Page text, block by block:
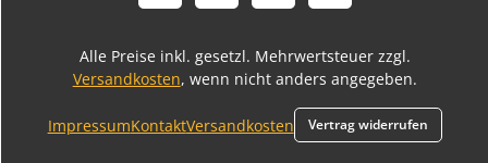
Alle Preise inkl. gesetzl. Mehrwertsteuer zzgl.
Versandkosten, wenn nicht anders angegeben.
ImpressumKontaktVersandkosten Vertrag widerrufen